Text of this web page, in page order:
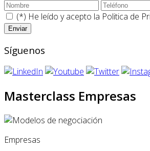
(*) He leído y acepto la Politica de
Síguenos
Masterclass Empresas
Empresas